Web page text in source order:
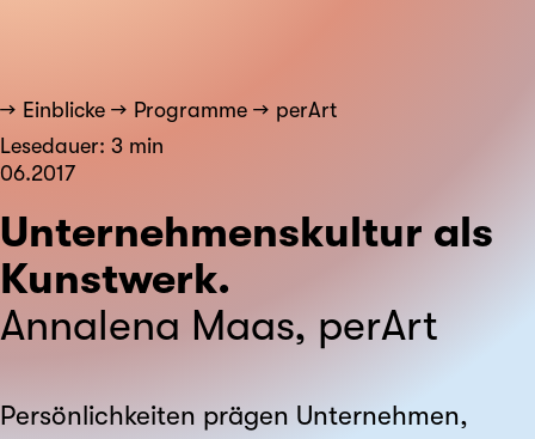
Einblicke Programme
perArt
Lesedauer: 3 min
06.2017
Unternehmenskultur als
Kunstwerk.
Annalena Maas, perArt
Persönlichkeiten prägen Unternehmen,